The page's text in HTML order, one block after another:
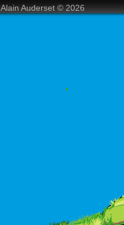
Alain Auderset © 2026